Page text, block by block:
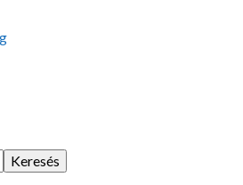
Keresés